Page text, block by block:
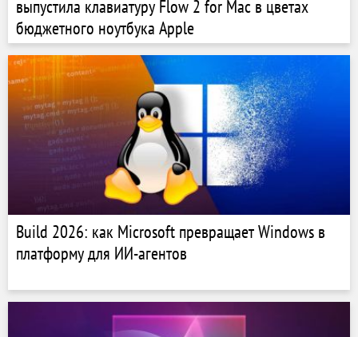
выпустила клавиатуру Flow 2 for Mac в цветах
бюджетного ноутбука Apple
Build 2026: как Microsoft превращает Windows в
платформу для ИИ-агентов